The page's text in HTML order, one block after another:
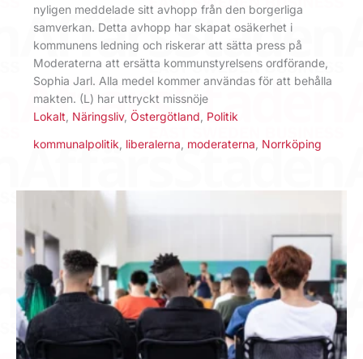
nyligen meddelade sitt avhopp från den borgerliga
samverkan. Detta avhopp har skapat osäkerhet i
kommunens ledning och riskerar att sätta press på
Moderaterna att ersätta kommunstyrelsens ordförande,
Sophia Jarl. Alla medel kommer användas för att behålla
makten. (L) har uttryckt missnöje
Lokalt Näringsliv, Östergötland Politik
kommunalpolitik liberalerna moderaterna Norrköping